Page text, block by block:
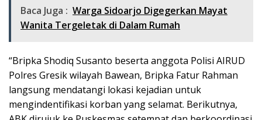
Baca Juga : Warga Sidoarjo Digegerkan Mayat
Wanita Tergeletak di Dalam Rumah
“Bripka Shodiq Susanto beserta anggota Polisi AIRUD
Polres Gresik wilayah Bawean, Bripka Fatur Rahman
langsung mendatangi lokasi kejadian untuk
mengindentifikasi korban yang selamat. Berikutnya,